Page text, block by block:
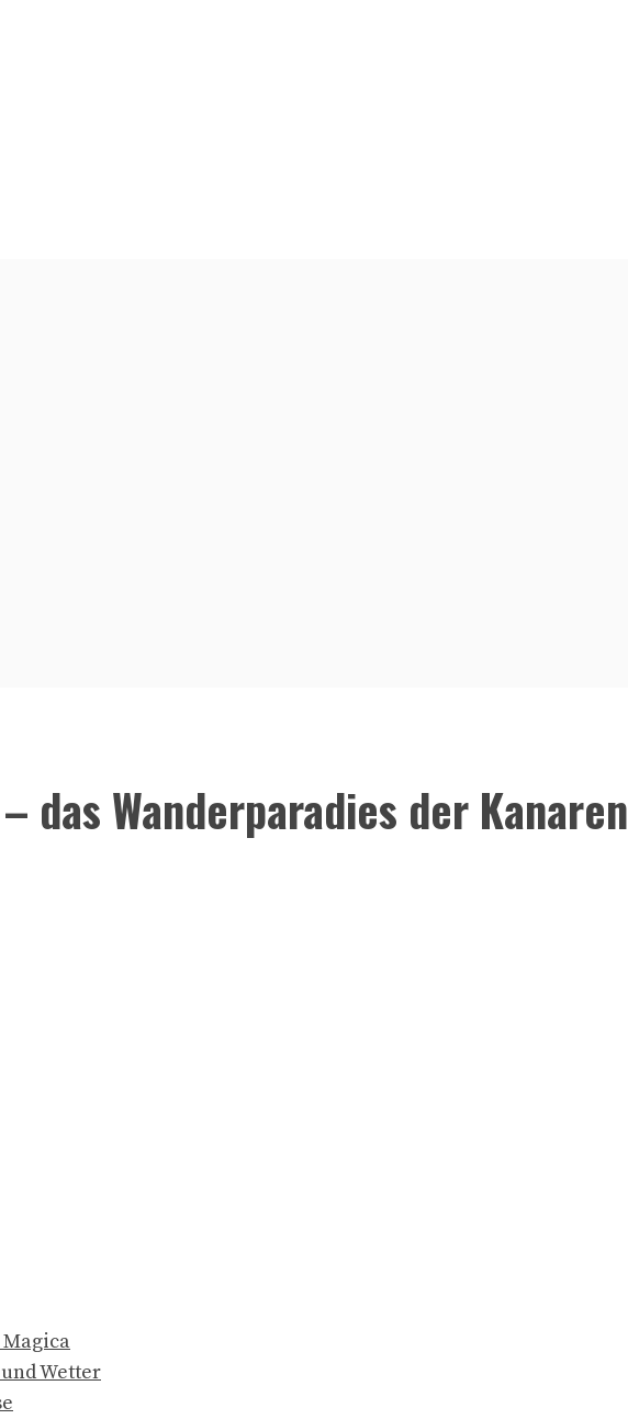
das Wanderparadies der Kanaren
Magica
Wetter